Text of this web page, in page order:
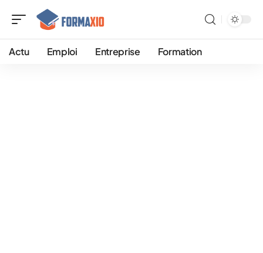
Actu Emploi Entreprise Formation